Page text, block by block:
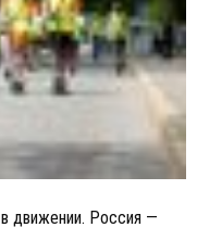
движении. Россия —